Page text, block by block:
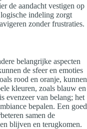
de aandacht vestigen op
indeling zorgt
zonder frustraties.
belangrijke aspecten
de sfeer en emoties
rood en oranje, kunnen
kleuren, zoals blauw en
is evenzeer van belang; het
bepalen. Een goed
samen de
blijven en terugkomen.